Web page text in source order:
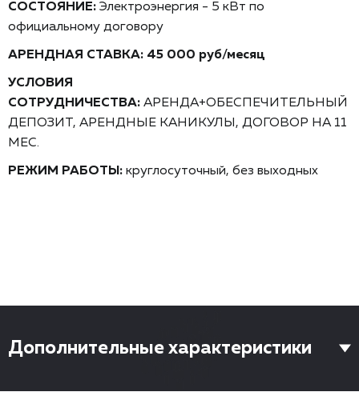
СОСТОЯНИЕ: Электроэнергия - 5 кВт по
официальному договору
АРЕНДНАЯ СТАВКА: 45 000 руб/месяц
УСЛОВИЯ
СОТРУДНИЧЕСТВА: АРЕНДА+ОБЕСПЕЧИТЕЛЬНЫЙ
ДЕПОЗИТ, АРЕНДНЫЕ КАНИКУЛЫ, ДОГОВОР НА 11
МЕС.
РЕЖИМ РАБОТЫ: круглосуточный, без выходных
Дополнительные характеристики